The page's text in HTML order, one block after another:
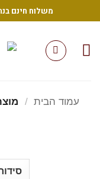
to
משלוח חינם בנתניה.
עמוד הבית /